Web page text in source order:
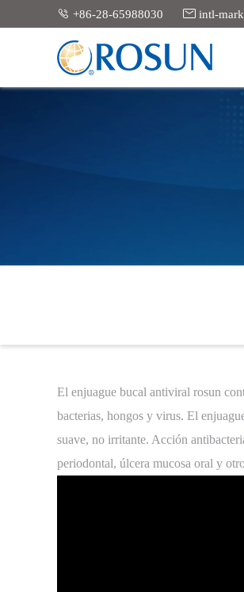
 +86-28-65988030  intl-
El enjuague bucal antiviral rosun
bacterias, hongos y virus. El
suave, no irritante. Acción
periodontal, úlcera mucosa oral y